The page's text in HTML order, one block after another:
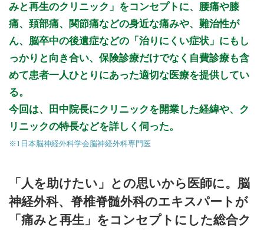
みと再生のクリニック」をコンセプトに、腰痛や膝
痛、頚部痛、関節痛などの身近な痛みや、難治性が
ん、脳卒中の後遺症などの「治りにくい症状」にもし
っかりと向き合い、保険診療だけでなく自費診療も含
めて患者一人ひとりにあった適切な医療を提供してい
る。
今回は、田中院長にクリニックを開業した経緯や、ク
リニックの特長などを詳しく伺った。
※1日本脳神経外科学会脳神経外科専門医
「人を助けたい」との思いから医師に。脳
神経外科、脊椎脊髄外科のエキスパートが
「痛みと再生」をコンセプトにした総合ク